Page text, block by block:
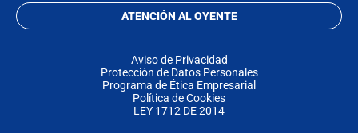
ATENCIÓN AL OYENTE
Aviso de Privacidad
Protección de Datos Personales
Programa de Ética Empresarial
Política de Cookies
LEY 1712 DE 2014